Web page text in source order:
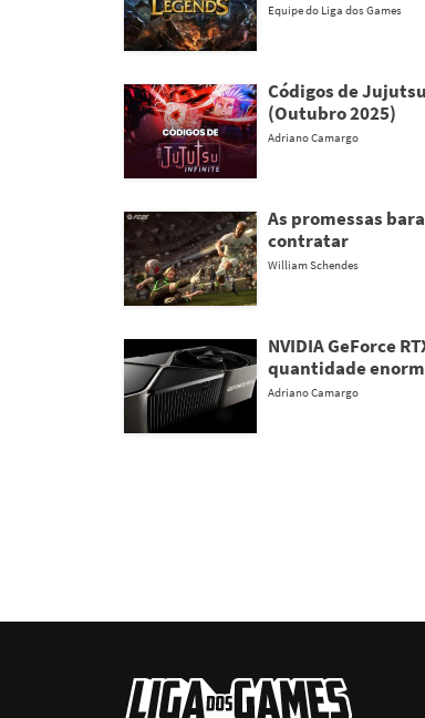
Equipe do Liga dos Games
Códigos de
(Outubro 2025)
Adriano Camargo
As promessas
contratar
William Schendes
NVIDIA GeForce
quantidade
Adriano Camargo